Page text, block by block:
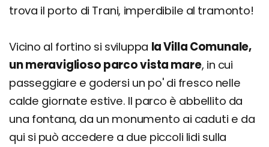
trova il porto di Trani, imperdibile al tramonto!
Vicino al fortino si sviluppa la Villa Comunale,
un meraviglioso parco vista mare, in cui
passeggiare e godersi un po' di fresco nelle
calde giornate estive. Il parco è abbellito da
una fontana, da un monumento ai caduti e da
qui si può accedere a due piccoli lidi sulla